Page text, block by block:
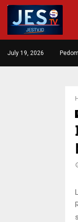
July 19, 2026